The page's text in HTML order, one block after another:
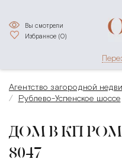
Избранное (0)
Вы смотрели
Агентство загородной
Рублево-Успенское шоссе
ДОМ В КП
8047